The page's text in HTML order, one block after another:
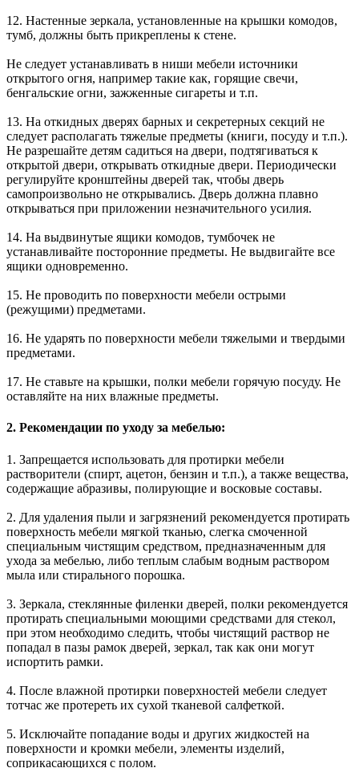
12. Настенные зеркала, установленные на крышки комодов,
тумб, должны быть прикреплены к стене.
Не следует устанавливать в ниши мебели источники
открытого огня, например такие как, горящие свечи,
бенгальские огни, зажженные сигареты и т.п.
13. На откидных дверях барных и секретерных секций не
следует располагать тяжелые предметы (книги, посуду и т.п.).
Не разрешайте детям садиться на двери, подтягиваться к
открытой двери, открывать откидные двери. Периодически
регулируйте кронштейны дверей так, чтобы дверь
самопроизвольно не открывались. Дверь должна плавно
открываться при приложении незначительного усилия.
14. На выдвинутые ящики комодов, тумбочек не
устанавливайте посторонние предметы. Не выдвигайте все
ящики одновременно.
15. Не проводить по поверхности мебели острыми
(режущими) предметами.
16. Не ударять по поверхности мебели тяжелыми и твердыми
предметами.
17. Не ставьте на крышки, полки мебели горячую посуду. Не
оставляйте на них влажные предметы.
2. Рекомендации по уходу за мебелью:
1. Запрещается использовать для протирки мебели
растворители (спирт, ацетон, бензин и т.п.), а также вещества,
содержащие абразивы, полирующие и восковые составы.
2. Для удаления пыли и загрязнений рекомендуется протирать
поверхность мебели мягкой тканью, слегка смоченной
специальным чистящим средством, предназначенным для
ухода за мебелью, либо теплым слабым водным раствором
мыла или стирального порошка.
3. Зеркала, стеклянные филенки дверей, полки рекомендуется
протирать специальными моющими средствами для стекол,
при этом необходимо следить, чтобы чистящий раствор не
попадал в пазы рамок дверей, зеркал, так как они могут
испортить рамки.
4. После влажной протирки поверхностей мебели следует
тотчас же протереть их сухой тканевой салфеткой.
5. Исключайте попадание воды и других жидкостей на
поверхности и кромки мебели, элементы изделий,
соприкасающихся с полом.